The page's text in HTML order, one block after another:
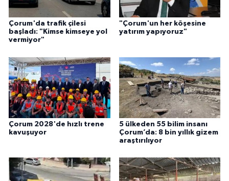
Çorum'da trafik çilesi
başladı: "Kimse kimseye yol
vermiyor"
"Çorum'un her köşesine
yatırım yapıyoruz"
Çorum 2028'de hızlı trene
kavuşuyor
5 ülkeden 55 bilim insanı
Çorum’da: 8 bin yıllık gizem
araştırılıyor